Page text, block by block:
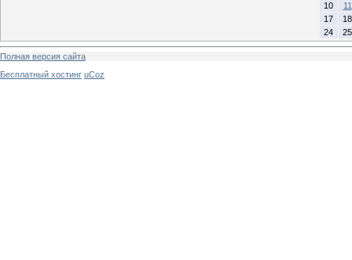
10
11
17
18
24
25
Полная версия сайта
Бесплатный хостинг uCoz